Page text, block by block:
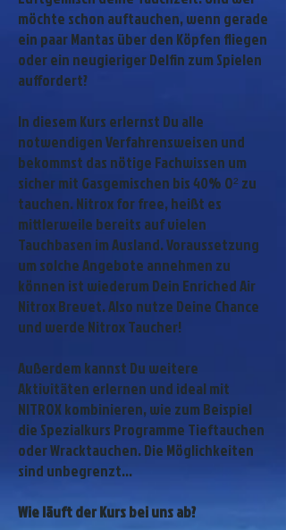
möchte schon auftauchen, wenn gerade
ein paar Mantas über den Köpfen fliegen
oder ein neugieriger Delfin zum Spielen
auffordert?
In diesem Kurs erlernst Du alle
notwendigen Verfahrensweisen und
bekommst das nötige Fachwissen um
sicher mit Gasgemischen bis 40% O² zu
tauchen. Nitrox for free, heißt es
mittlerweile bereits auf vielen
Tauchbasen im Ausland. Voraussetzung
um solche Angebote annehmen zu
können ist wiederum Dein Enriched Air
Nitrox Brevet. Also nutze Deine Chance
und werde Nitrox Taucher!
Außerdem kannst Du weitere
Aktivitäten erlernen und ideal mit
NITROX kombinieren, wie zum Beispiel
die Spezialkurs Programme Tieftauchen
oder Wracktauchen. Die Möglichkeiten
sind unbegrenzt...
Wie läuft der Kurs bei uns ab?